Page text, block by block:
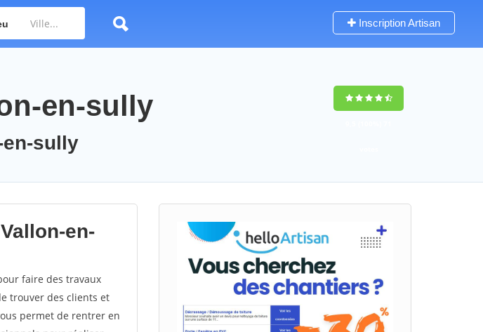
Inscription Artisan
en-sully
sully
en-
faire des travaux
trouver des clients et
permet de rentrer en